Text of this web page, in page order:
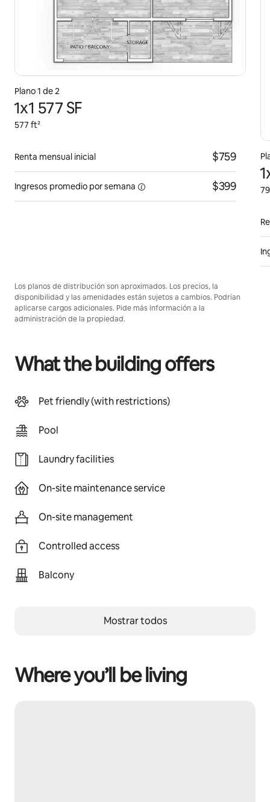
Plano 1 de 2
1x1 577 SF
577 ft²
Renta mensual inicial $759
Ingresos promedio porsemana $399
Los planos de distribución son aproximados. Los precios, la
disponibilidad y las amenidades están sujetos a cambios. Podrían
aplicarse cargos adicionales. Pide más información a la
administración de la propiedad.
What the building offers
Pet friendly (with restrictions)
Pool
Laundry facilities
On-site maintenance service
On-site management
Controlled access
Balcony
Mostrar todos
Where you’ll be living